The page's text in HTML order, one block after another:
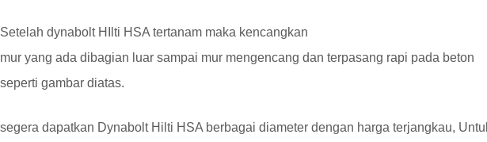
Setelah dynabolt HIlti HSA tertanam maka kencangkan
mur yang ada dibagian luar sampai mur mengencang dan terpasang rapi pada beton
seperti gambar diatas.
segera dapatkan Dynabolt Hilti HSA berbagai diameter dengan harga terjangkau,